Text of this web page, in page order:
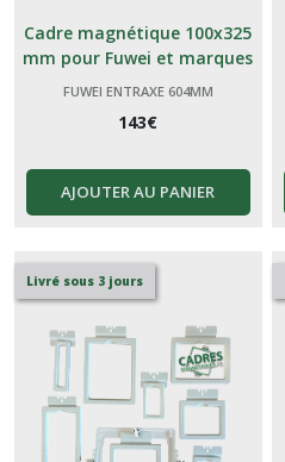
Cadre magnétique 100x325
mm pour Fuwei et marques
génériques Chinoises
FUWEI ENTRAXE 604MM
143€
AJOUTER AU PANIER
Livré sous 3 jours